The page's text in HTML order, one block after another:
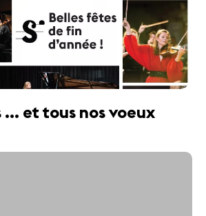
... et tous nos voeux